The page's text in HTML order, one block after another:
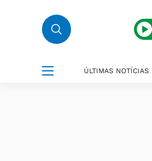
ÚLTIMAS NOTÍCIAS